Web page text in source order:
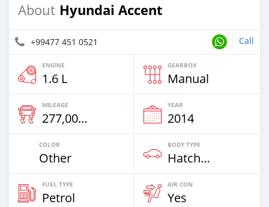
About Hyundai Accent
+99477 451 0521 Call
ENGINE
1.6 L
GEARBOX
Manual
MILEAGE
277,000 Km
YEAR
2014
COLOR
Other
BODY TYPE
Hatchback
FUEL TYPE
Petrol
AIR CON
Yes